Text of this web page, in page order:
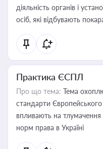
діяльність органів і
осіб, які відбувають
Практика ЄСПЛ
Про що тема: Тема
стандарти
впливають на
норм права в Україні